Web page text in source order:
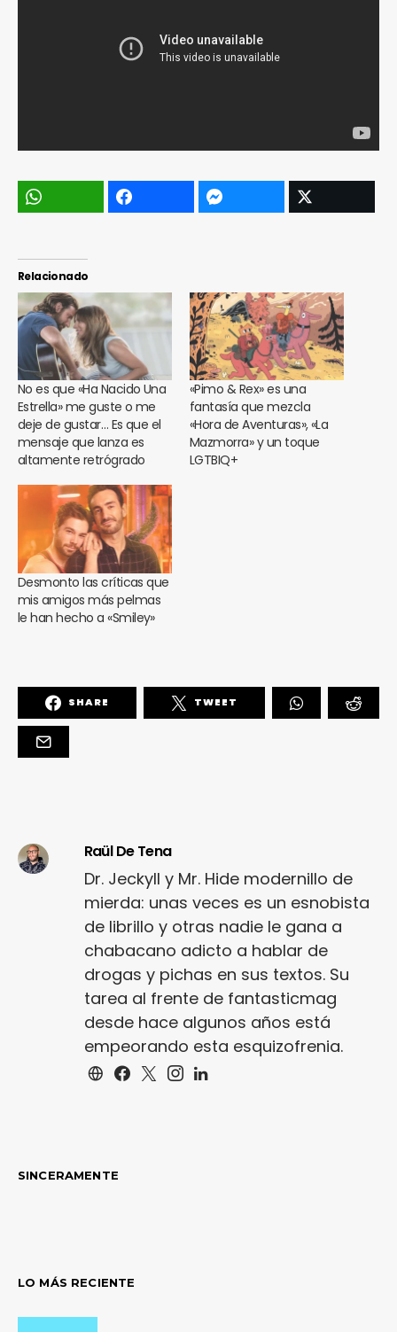
Relacionado
No es que «Ha Nacido Una
Estrella» me guste o me
deje de gustar… Es que el
mensaje que lanza es
altamente retrógrado
«Pimo & Rex» es una
fantasía que mezcla
«Hora de Aventuras», «La
Mazmorra» y un toque
LGTBIQ+
Desmonto las críticas que
mis amigos más pelmas
le han hecho a «Smiley»
SHARE TWEET
Raül De Tena
Dr. Jeckyll y Mr. Hide modernillo de
mierda: unas veces es un esnobista
de librillo y otras nadie le gana a
chabacano adicto a hablar de
drogas y pichas en sus textos. Su
tarea al frente de fantasticmag
desde hace algunos años está
empeorando esta esquizofrenia.
SINCERAMENTE
LO MÁS RECIENTE